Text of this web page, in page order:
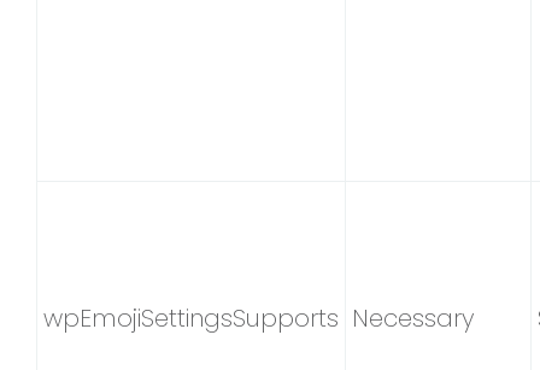
wpEmojiSettingsSupports Necessary